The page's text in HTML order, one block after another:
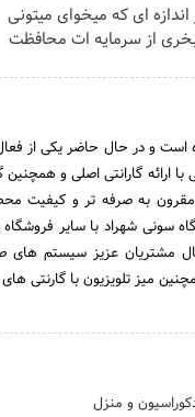
ای که میخوای میتونی
از سرمایه ات محافظت
در سال ۱۳۹۳ افتتاح شده است و در حال
ارائه گارانتی اصلی و
به صرفه تر و کیفیت
سونی شهراد با سایر
میز تلویزیون با گارنتی های
و منزل